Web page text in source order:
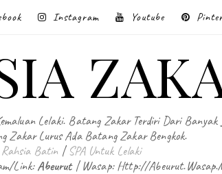
Instagram Youtube
Lelaki. Batang Zakar Terdiri Dari
Zakar Lurus Ada Batang Zakar Bengkok.
Rahsia Batin | SPA Untuk Lelaki
Link:Abeurut| Wasap: Http://